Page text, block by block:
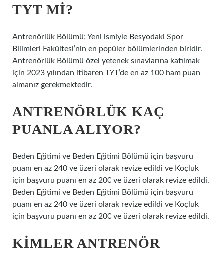
TYT MI?
Antrenörlük Bölümü; Yeni ismiyle Besyodaki Spor
Bilimleri Fakültesi’nin en popüler bölümlerinden biridir.
Antrenörlük Bölümü özel yetenek sınavlarına katılmak
için 2023 yılından itibaren TYT’de en az 100 ham puan
almanız gerekmektedir.
ANTRENÖRLÜK KAÇ
PUANLA ALIYOR?
Beden Eğitimi ve Beden Eğitimi Bölümü için başvuru
puanı en az 240 ve üzeri olarak revize edildi ve Koçluk
için başvuru puanı en az 200 ve üzeri olarak revize edildi.
Beden Eğitimi ve Beden Eğitimi Bölümü için başvuru
puanı en az 240 ve üzeri olarak revize edildi ve Koçluk
için başvuru puanı en az 200 ve üzeri olarak revize edildi.
KIMLER ANTRENÖR